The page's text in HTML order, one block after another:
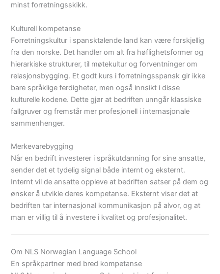
minst forretningsskikk.
Kulturell kompetanse
Forretningskultur i spansktalende land kan være forskjellig
fra den norske. Det handler om alt fra høflighetsformer og
hierarkiske strukturer, til møtekultur og forventninger om
relasjonsbygging. Et godt kurs i forretningsspansk gir ikke
bare språklige ferdigheter, men også innsikt i disse
kulturelle kodene. Dette gjør at bedriften unngår klassiske
fallgruver og fremstår mer profesjonell i internasjonale
sammenhenger.
Merkevarebygging
Når en bedrift investerer i språkutdanning for sine ansatte,
sender det et tydelig signal både internt og eksternt.
Internt vil de ansatte oppleve at bedriften satser på dem og
ønsker å utvikle deres kompetanse. Eksternt viser det at
bedriften tar internasjonal kommunikasjon på alvor, og at
man er villig til å investere i kvalitet og profesjonalitet.
Om NLS Norwegian Language School
En språkpartner med bred kompetanse